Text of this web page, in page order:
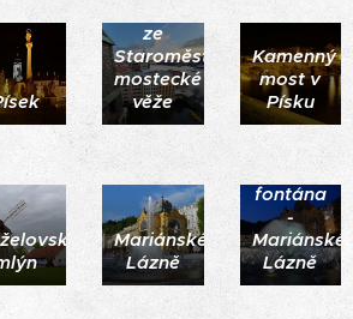
Praha
ze
Staroměstské
mostecké
věže
Kamenný
most v
Písku
Mariánské
Lázně
Zpívající
fontána
-
Mariánské
Lázně